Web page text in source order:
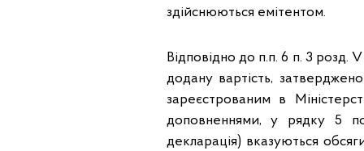
здійснюються емітентом.
Відповідно до п.п. 6 п. 3 розд.
додану вартість,
зареєстрованим в
доповненнями, у рядку 5
декларація) вказуються